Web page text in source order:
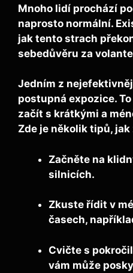
Mnoho lidí prochází
naprosto normální.
jak tento strach
sebedůvěru za
Jedním z
postupná expozice.
začít s krátkými a
Zde je několik tipů, jak
Začněte na
silnicích.
Zkuste řídit v
časech,
Cvičte s
vám může